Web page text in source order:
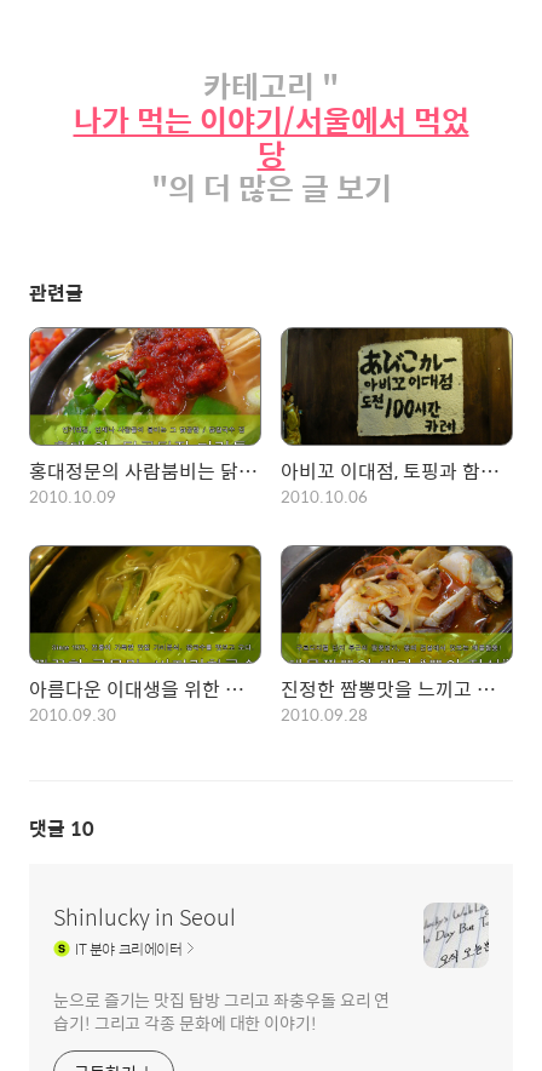
카테고리 "
나가 먹는 이야기/서울에서 먹었
당
"의 더 많은 글 보기
관련글
홍대정문의 사람붐비는 닭곰탕집!, 다락투~
2010.10.09
아비꼬 이대점, 토핑과 함께하는 100시간 카레!
2010.10.06
아름다운 이대생을 위한 이대앞 깔끔한 맛집, 가미분식의 참국수!
2010.09.30
진정한 짬뽕맛을 느끼고 싶다면! 뽕의 전설에 가보자.~
2010.09.28
댓글 10
Shinlucky in Seoul
IT분야 크리에이터
눈으로 즐기는 맛집 탐방 그리고 좌충우돌 요리 연
습기! 그리고 각종 문화에 대한 이야기!